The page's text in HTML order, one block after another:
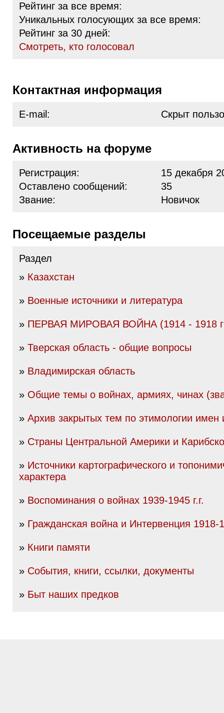
Рейтинг за все время:
Уникальных голосующих за все время:
Рейтинг за 30 дней:
Cмотреть, кто голосовал
Контактная информация
E-mail: Скрыт
Активность на форуме
Регистрация:
15 декабря
Оставлено сообщений:
35
Звание:
Новичок
Посещаемые разделы
Раздел
» Казахстан
» Военные источники и литература
» ПЕРВАЯ МИРОВАЯ ВОЙНА (1914 - 1918
» Тверская область - общие вопросы
» Владимирская область
» Общие темы о войнах, армиях, чинах
» Архив закрытых тем по этимологии
» Страны Центральной Америки и
» Источники картографического и
характера
» Воспоминания о войнах 1939-1945 г.г.
» Гражданская война и Интервенция 1918-
» Книги памяти
» События, книги, ссылки, документы
» Быт наших предков